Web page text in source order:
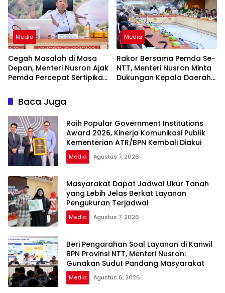
Media
Cegah Masalah di Masa
Depan, Menteri Nusron Ajak
Pemda Percepat Sertipikasi
NTT
Media
Rakor Bersama Pemda Se-
NTT, Menteri Nusron Minta
Dukungan Kepala Daerah
Baca Juga
Raih Popular Government Institutions
Award 2026, Kinerja Komunikasi Publik
Kementerian ATR/BPN Kembali Diakui
Media Agustus 7, 2026
Masyarakat Dapat Jadwal Ukur Tanah
yang Lebih Jelas Berkat Layanan
Pengukuran Terjadwal
Media Agustus 7, 2026
Beri Pengarahan Soal Layanan di Kanwil
BPN Provinsi NTT, Menteri Nusron:
Gunakan Sudut Pandang Masyarakat
Media Agustus 6, 2026